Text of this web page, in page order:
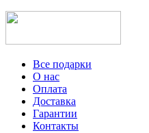
Все подарки
О нас
Оплата
Доставка
Гарантии
Контакты